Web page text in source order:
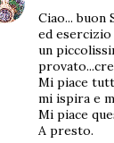
Ciao...
ed esercizio
un
Mi piace
mi ispira e
Mi piace
A presto.